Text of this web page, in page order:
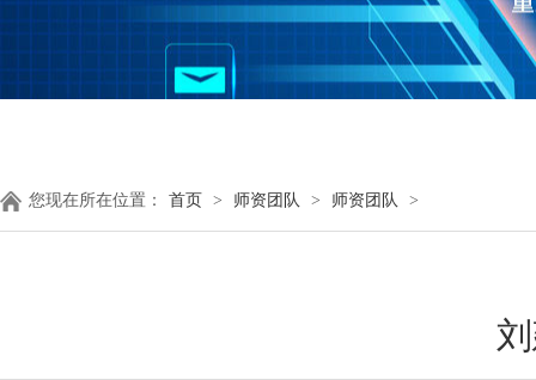
您现在所在位置： 首页 > 师资团队 > 师资团队 >